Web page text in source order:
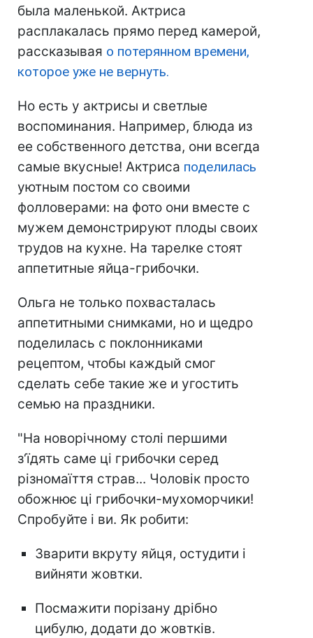
была маленькой. Актриса
расплакалась прямо перед камерой,
рассказывая о потерянном времени,
которое уже не вернуть.
Но есть у актрисы и светлые
воспоминания. Например, блюда из
ее собственного детства, они всегда
самые вкусные! Актриса поделилась
уютным постом со своими
фолловерами: на фото они вместе с
мужем демонстрируют плоды своих
трудов на кухне. На тарелке стоят
аппетитные яйца-грибочки.
Ольга не только похвасталась
аппетитными снимками, но и щедро
поделилась с поклонниками
рецептом, чтобы каждый смог
сделать себе такие же и угостить
семью на праздники.
"На новорічному столі першими
з‘їдять саме ці грибочки серед
різномаїття страв... Чоловік просто
обожнює ці грибочки-мухоморчики!
Спробуйте і ви. Як робити:
Зварити вкруту яйця, остудити і
вийняти жовтки.
Посмажити порізану дрібно
цибулю, додати до жовтків.